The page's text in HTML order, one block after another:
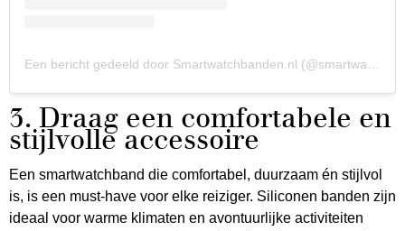
Een bericht gedeeld door Smartwatchbanden.nl (@smartwatchbandennl)
3. Draag een comfortabele en
stijlvolle accessoire
Een smartwatchband die comfortabel, duurzaam én stijlvol
is, is een must-have voor elke reiziger. Siliconen banden zijn
ideaal voor warme klimaten en avontuurlijke activiteiten